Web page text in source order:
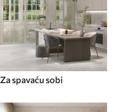
Za spavaću sobi